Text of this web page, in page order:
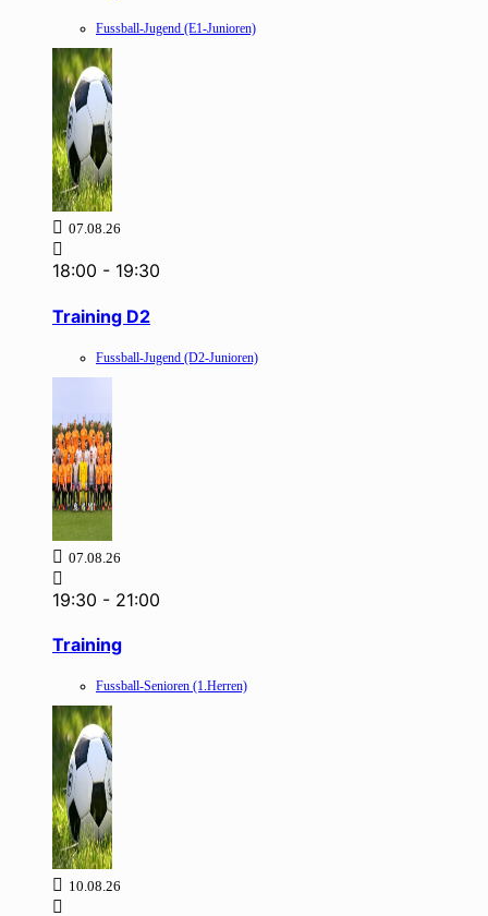
Fussball-Jugend (E1-Junioren)
07.08.26
18:00 - 19:30
Training D2
Fussball-Jugend (D2-Junioren)
07.08.26
19:30 - 21:00
Training
Fussball-Senioren (1.Herren)
10.08.26